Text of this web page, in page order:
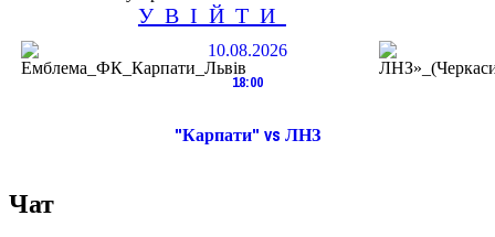
УВІЙТИ
10.08.2026
18:00
"Карпати" vs ЛНЗ
Чат